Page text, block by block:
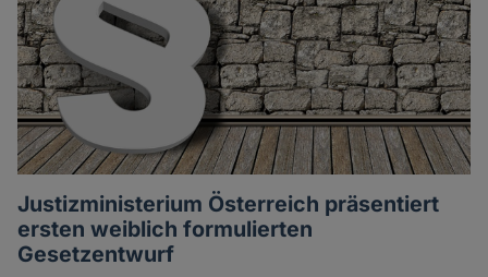
Justizministerium Österreich präsentiert
ersten weiblich formulierten
Gesetzentwurf